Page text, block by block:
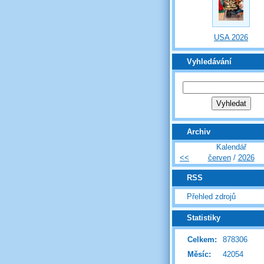
USA 2026
Vyhledávání
Archiv
Kalendář
<<
červen/ 2026
RSS
Přehled zdrojů
Statistiky
Celkem:
878306
Měsíc:
42054